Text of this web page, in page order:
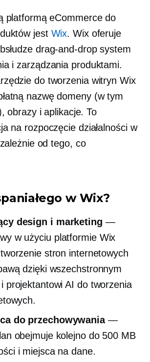
platformą eCommerce do
jest Wix. Wix oferuje
drag-and-dropsystem
i zarządzania produktami.
do tworzenia witryn Wix
nazwę domeny (w tym
obrazy i aplikacje. To
na rozpoczęcie działalności w
od tego, co
w Wix?
design i marketing —
w użyciu platformie Wix
stron internetowych
dzięki wszechstronnym
projektantowi AI do tworzenia
do przechowywania—
obejmuje kolejno do 500 MB
i miejsca na dane.